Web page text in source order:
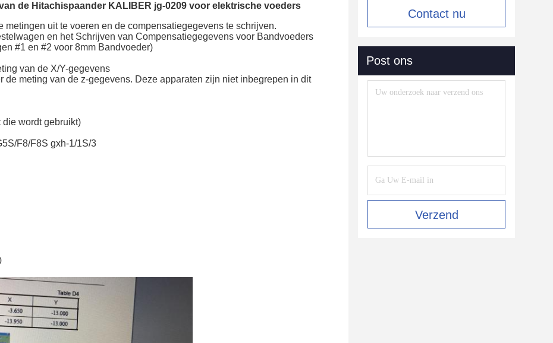
de Hitachispaander KALIBER jg-0209 voor elektrische voeders
uit te voeren en de compensatiegegevens te schrijven.
en het Schrijven van Compensatiegegevens voor Bandvoeders
#1 en #2 voor 8mm Bandvoeder)
van de X/Y-gegevens
de meting van de z-gegevens. Deze apparaten zijn niet inbegrepen in dit
wordt gebruikt)
F8/F8S gxh-1/1S/3
Contact nu
Post ons
Verzend